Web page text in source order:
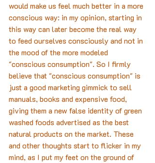
would make us feel much better in a more
conscious way: in my opinion, starting in
this way can later become the real way
to feed ourselves consciously and not in
the mood of the more modeled
"conscious consumption". So I firmly
believe that "conscious consumption" is
just a good marketing gimmick to sell
manuals, books and expensive food,
giving them a new false identity of green
washed foods advertised as the best
natural products on the market. These
and other thoughts start to flicker in my
mind, as I put my feet on the ground of